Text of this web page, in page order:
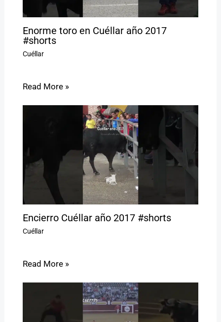
Enorme toro en Cuéllar año 2017
#shorts
Cuéllar
Read More »
Encierro Cuéllar año 2017 #shorts
Cuéllar
Read More »